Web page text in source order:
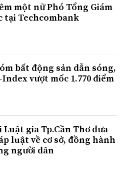
một nữ Phó Tổng Giám
tại Techcombank
bất động sản dẫn sóng,
Index vượt mốc 1.770 điểm
Luật gia Tp.Cần Thơ đưa
luật về cơ sở, đồng hành
người dân